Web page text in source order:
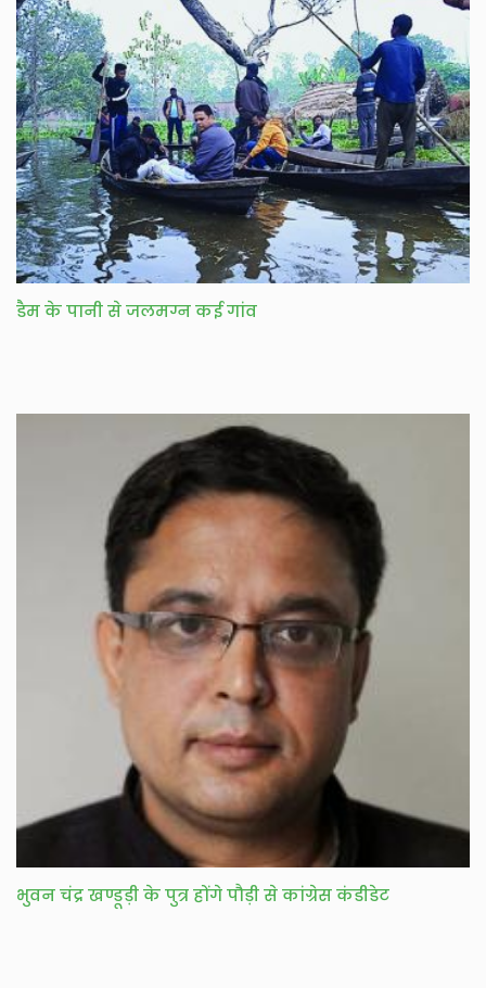
डैम के पानी से जलमग्न कई गांव
भुवन चंद्र खण्डूड़ी के पुत्र होंगे पौड़ी से कांग्रेस कंडीडेट